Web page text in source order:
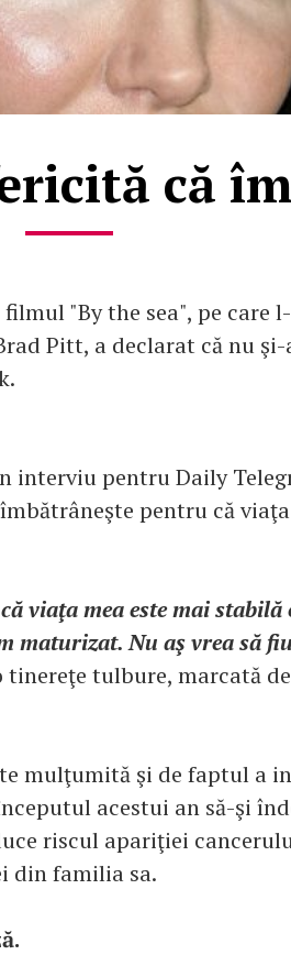
că
"By the sea", pe care
Pitt, a declarat că nu
interviu pentru Daily
pentru că
viaţa mea este mai stabilă
maturizat. Nu aş vrea să
tulbure, marcată
mulţumită şi de faptul a
acestui an să-şi
riscul apariţiei
din familia sa.